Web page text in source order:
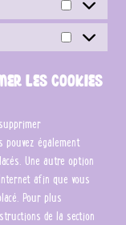
Estadísticas
Marketing
les cookies
pouvez également
Une autre option
afin que vous
Pour plus
de la section